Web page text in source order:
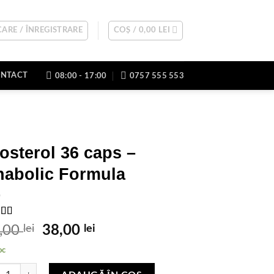
/ ÎNREGISTRARE COȘ / 0,00 LEI
08:00 - 17:00 0757 555 553
36 caps –
Formula
lei
Prețul
a
38,00 lei
este:
Biosterol 36 caps - Anabolic Formula